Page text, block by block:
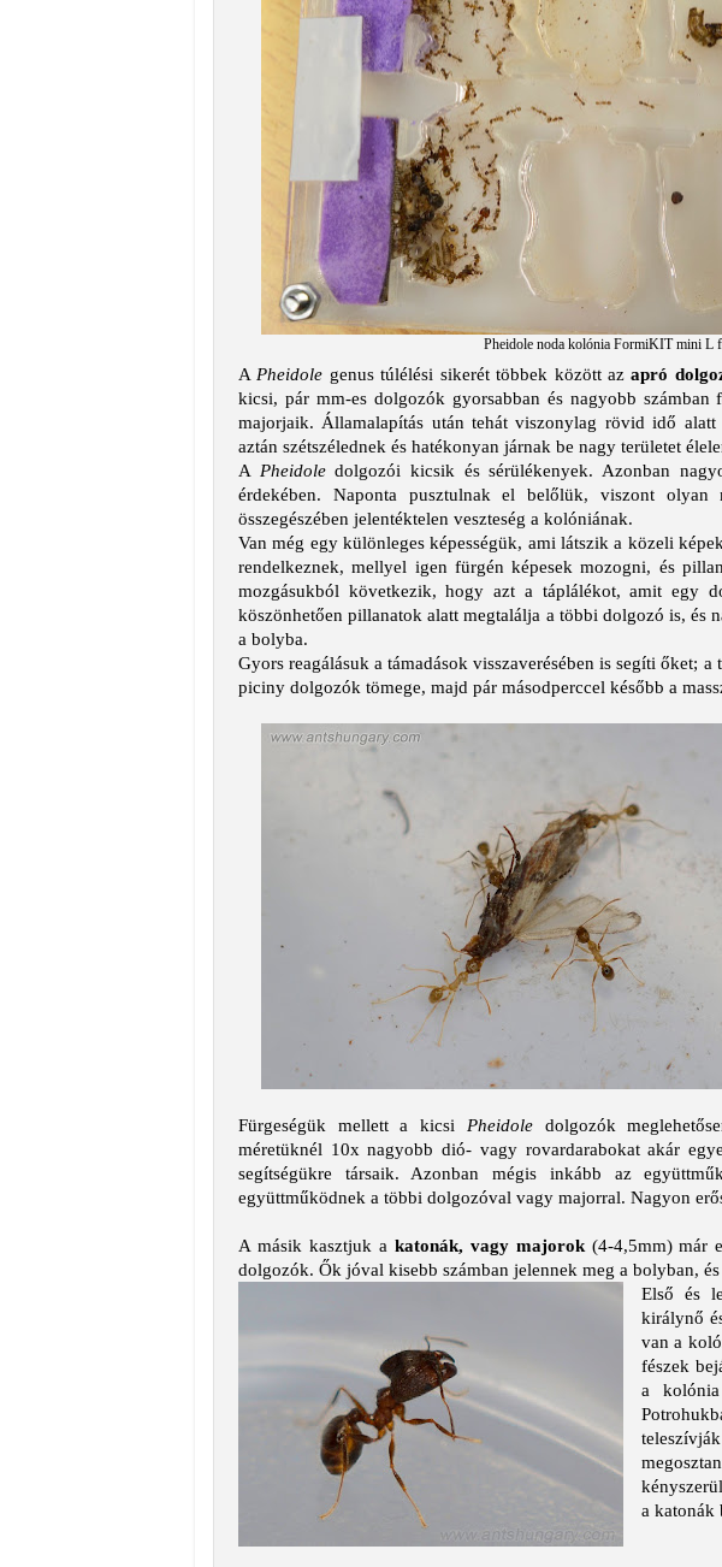
Pheidole noda kolónia FormiKIT mini L
A Pheidole genus túlélési sikerét többek között azapró
kicsi, pár mm-es dolgozók gyorsabban és nagyobb
majorjaik. Államalapítás után tehát viszonylag rövid idő
aztán szétszélednek és hatékonyan járnak be nagy területet
A Pheidoledolgozói kicsik és sérülékenyek. Azonban
érdekében. Naponta pusztulnak el belőlük, viszont
összegészében jelentéktelen veszteség a kolóniának.
Van még egy különleges képességük, ami látszik a közeli
rendelkeznek, mellyel igen fürgén képesek mozogni, és
mozgásukból következik, hogy azt a táplálékot, amit egy
köszönhetően pillanatok alatt megtalálja a többi dolgozó is, és
a bolyba.
Gyors reagálásuk a támadások visszaverésében is segíti őket;
piciny dolgozók tömege, majd pár másodperccel később a
Fürgeségük mellett a kicsi Pheidole dolgozók
méretüknél 10x nagyobb dió- vagy rovardarabokat akár
segítségükre társaik. Azonban mégis inkább az
együttműködnek a többi dolgozóval vagy majorral. Nagyon
A másik kasztjuk a katonák, vagy majorok (4-4,5mm) már
dolgozók. Ők jóval kisebb számban jelennek meg a bolyban,
Első és
királynő
van a
fészek
a
a katonák